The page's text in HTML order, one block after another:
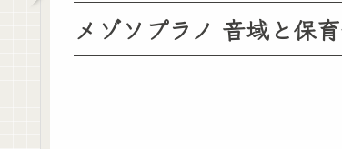
メゾソプラノ 音域と保